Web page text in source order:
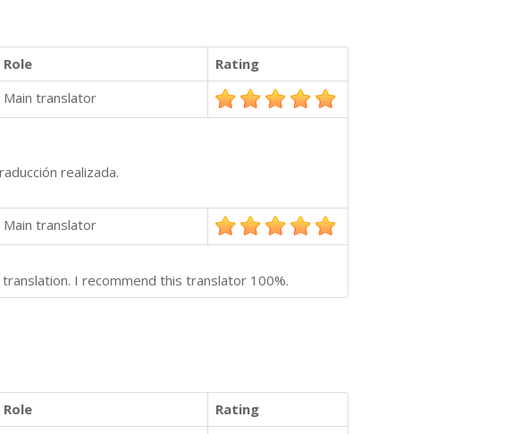
Role
Rating
Main translator
realizada.
Main translator
I recommend this translator 100%.
Role
Rating